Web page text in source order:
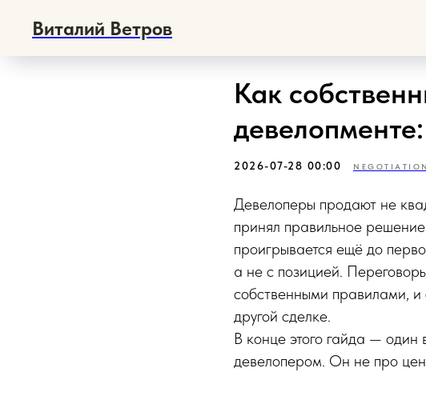
Виталий Ветров
Как
2026-07-28 00:00
Девелоперы продают не
принял правильное
проигрывается ещё до
а не с позицией.
собственными правилами, и
другой сделке.
В конце этого гайда —
девелопером. Он не про